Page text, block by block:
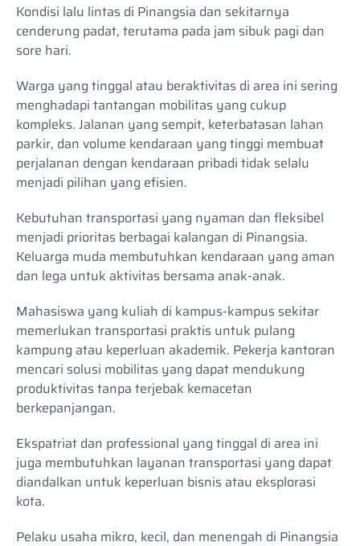
Kondisi lalu lintas di Pinangsia dan sekitarnya
cenderung padat, terutama pada jam sibuk pagi dan
sore hari.
Warga yang tinggal atau beraktivitas di area ini sering
menghadapi tantangan mobilitas yang cukup
kompleks. Jalanan yang sempit, keterbatasan lahan
parkir, dan volume kendaraan yang tinggi membuat
perjalanan dengan kendaraan pribadi tidak selalu
menjadi pilihan yang efisien.
Kebutuhan transportasi yang nyaman dan fleksibel
menjadi prioritas berbagai kalangan di Pinangsia.
Keluarga muda membutuhkan kendaraan yang aman
dan lega untuk aktivitas bersama anak-anak.
Mahasiswa yang kuliah di kampus-kampus sekitar
memerlukan transportasi praktis untuk pulang
kampung atau keperluan akademik. Pekerja kantoran
mencari solusi mobilitas yang dapat mendukung
produktivitas tanpa terjebak kemacetan
berkepanjangan.
Ekspatriat dan professional yang tinggal di area ini
juga membutuhkan layanan transportasi yang dapat
diandalkan untuk keperluan bisnis atau eksplorasi
kota.
Pelaku usaha mikro, kecil, dan menengah di Pinangsia